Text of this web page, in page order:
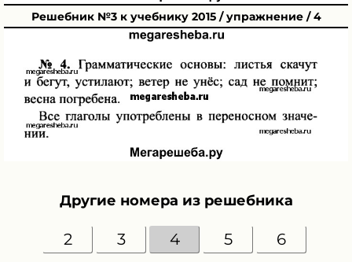
Решебник №3 к учебнику 2015 / упражнение / 4
Другие номера из решебника
2 3 4 5 6